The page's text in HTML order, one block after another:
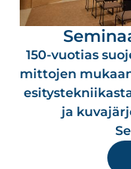
150-vuotias
mittojen
ja